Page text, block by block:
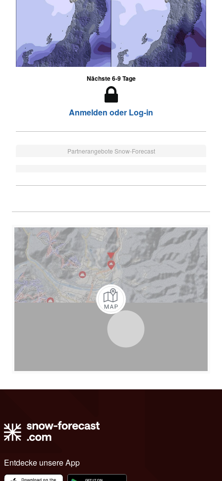
Nächste 6-9 Tage
Anmelden oder Log-in
Partnerangebote Snow-Forecast
Entdecke unsere App